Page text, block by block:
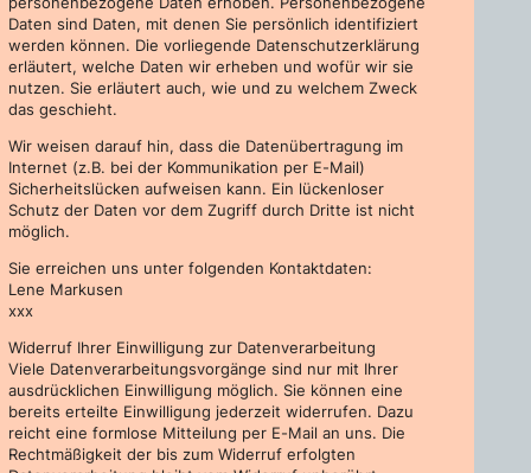
Daten sind Daten, mit denen Sie persönlich identifiziert
werden können. Die vorliegende Datenschutzerklärung
erläutert, welche Daten wir erheben und wofür wir sie
nutzen. Sie erläutert auch, wie und zu welchem Zweck
das geschieht.
Wir weisen darauf hin, dass die Datenübertragung im
Internet (z.B. bei der Kommunikation per E-Mail)
Sicherheitslücken aufweisen kann. Ein lückenloser
Schutz der Daten vor dem Zugriff durch Dritte ist nicht
möglich.
Sie erreichen uns unter folgenden Kontaktdaten:
Lene Markusen
xxx
Widerruf Ihrer Einwilligung zur Datenverarbeitung
Viele Datenverarbeitungsvorgänge sind nur mit Ihrer
ausdrücklichen Einwilligung möglich. Sie können eine
bereits erteilte Einwilligung jederzeit widerrufen. Dazu
reicht eine formlose Mitteilung per E-Mail an uns. Die
Rechtmäßigkeit der bis zum Widerruf erfolgten